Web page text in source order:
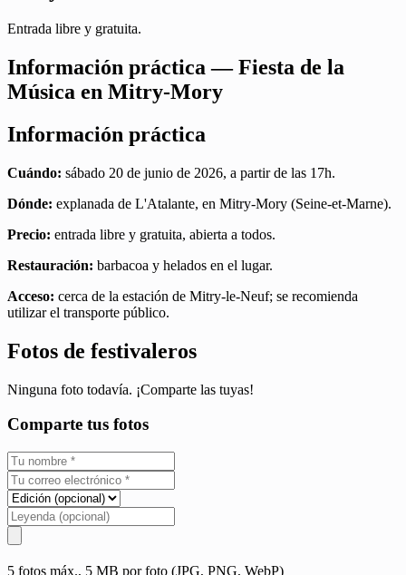
Entrada libre y gratuita.
Información práctica — Fiesta de la
Música en Mitry-Mory
Información práctica
Cuándo: sábado 20 de junio de 2026, a partir de las 17h.
Dónde: explanada de L'Atalante, en Mitry-Mory (Seine-et-Marne).
Precio: entrada libre y gratuita, abierta a todos.
Restauración: barbacoa y helados en el lugar.
Acceso: cerca de la estación de Mitry-le-Neuf; se recomienda
utilizar el transporte público.
Fotos de festivaleros
Ninguna foto todavía. ¡Comparte las tuyas!
Comparte tus fotos
5 fotos máx., 5 MB por foto (JPG, PNG, WebP)